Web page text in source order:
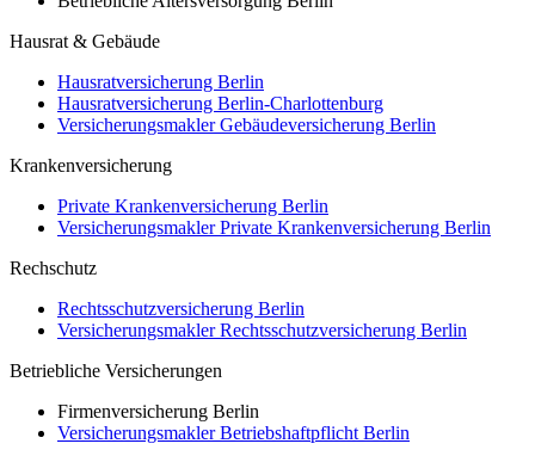
Hausrat & Gebäude
Hausratversicherung Berlin
Hausratversicherung Berlin-Charlottenburg
Versicherungsmakler Gebäudeversicherung Berlin
Krankenversicherung
Private Krankenversicherung Berlin
Versicherungsmakler Private Krankenversicherung Berlin
Rechschutz
Rechtsschutzversicherung Berlin
Versicherungsmakler Rechtsschutzversicherung Berlin
Betriebliche Versicherungen
Firmenversicherung Berlin
Versicherungsmakler Betriebshaftpflicht Berlin